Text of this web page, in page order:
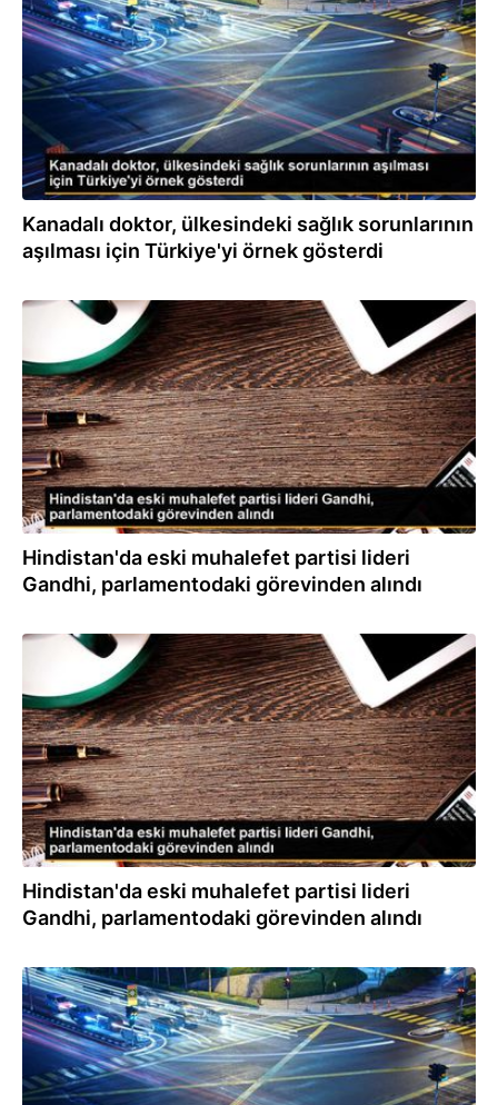
Kanadalı doktor, ülkesindeki sağlık sorunlarının
aşılması için Türkiye'yi örnek gösterdi
24.03.2023
Hindistan'da eski muhalefet partisi lideri
Gandhi, parlamentodaki görevinden alındı
24.03.2023
Hindistan'da eski muhalefet partisi lideri
Gandhi, parlamentodaki görevinden alındı
24.03.2023